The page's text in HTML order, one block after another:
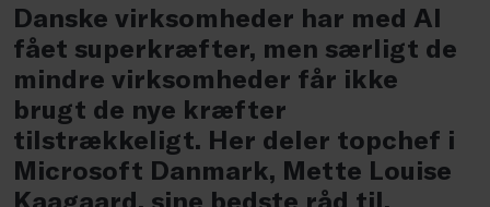
Danske virksomheder har med AI
fået superkræfter, men særligt de
mindre virksomheder får ikke
brugt de nye kræfter
tilstrækkeligt. Her deler topchef i
Microsoft Danmark, Mette Louise
Kaagaard, sine bedste råd til,